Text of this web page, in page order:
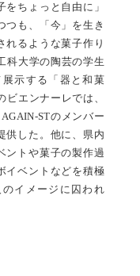
ちょっと自由に」
つも、「今」を生き
れるような菓子作り
科大学の陶芸の学生
示する「器と和菓
エンナーレでは、
STのメンバー
供した。他に、県内
ントや菓子の製作過
イベントなどを積極
イメージに囚われ